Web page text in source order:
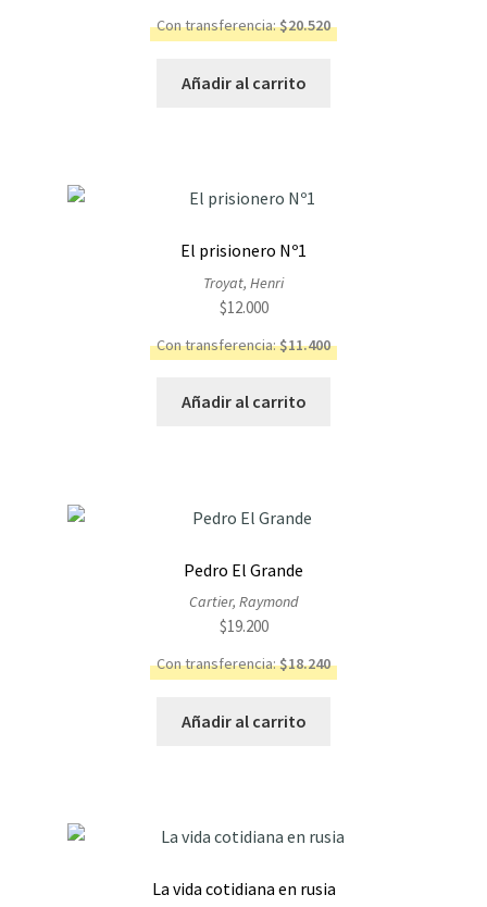
Con transferencia:$20.520
Añadir al carrito
El prisionero Nº1
Troyat, Henri
$12.000
Con transferencia:$11.400
Añadir al carrito
Pedro El Grande
Cartier, Raymond
$19.200
Con transferencia:$18.240
Añadir al carrito
La vida cotidiana en rusia